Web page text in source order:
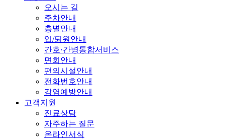
오시는 길
주차안내
층별안내
입/퇴원안내
간호·간병통합서비스
면회안내
편의시설안내
전화번호안내
감염예방안내
고객지원
진료상담
자주하는 질문
온라인서식